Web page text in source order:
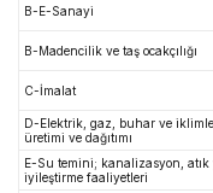
B-E-Sanayi
B-Madencilik ve taş ocakçılığı
C-İmalat
D-Elektrik, gaz, buhar ve
üretimi ve dağıtımı
E-Su temini; kanalizasyon, atık
iyileştirme faaliyetleri